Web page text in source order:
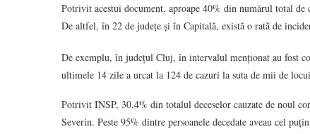
Potrivit acestui document, aproape 40% din numărul total
De altfel, în 22 de județe și în Capitală, există o rată de
De exemplu, în județul Cluj, în intervalul menționat au fost
ultimele 14 zile a urcat la 124 de cazuri la suta de mii de
Potrivit INSP, 30,4% din totalul deceselor cauzate de noul
Severin. Peste 95% dintre persoanele decedate aveau cel